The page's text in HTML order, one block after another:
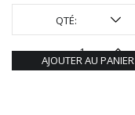
TAMIYA
TORTOISE
QTÉ:
AJOUTER AU PANIER